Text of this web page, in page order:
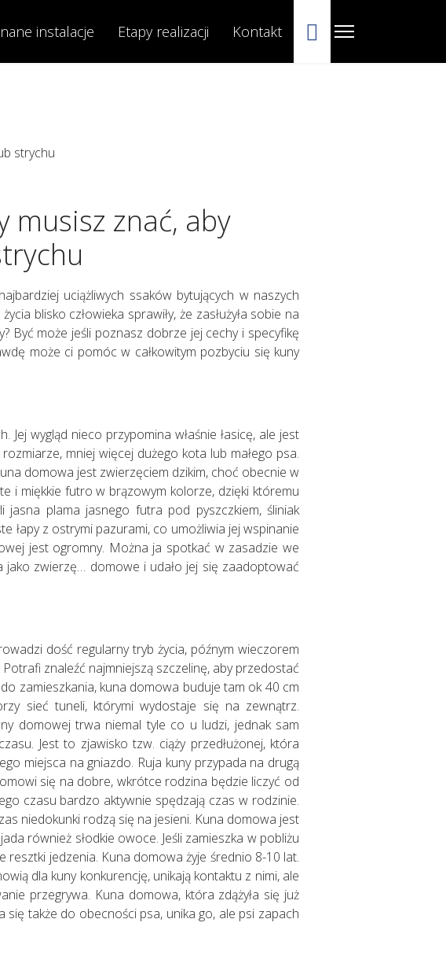
instalacje Etapy realizacji Kontakt Facebook
musisz znać, aby
uciążliwych ssaków bytujących w naszych
blisko człowieka sprawiły, że zasłużyła sobie na
Być może jeśli poznasz dobrze jej cechy i specyfikę
może ci pomóc w całkowitym pozbyciu się kuny
wygląd nieco przypomina właśnie łasicę, ale jest
mniej więcej dużego kota lub małego psa.
domowa jest zwierzęciem dzikim, choć obecnie w
i miękkie futro w brązowym kolorze, dzięki któremu
plama jasnego futra pod pyszczkiem, śliniak
łapy z ostrymi pazurami, co umożliwia jej wspinanie
jest ogromny. Można ja spotkać w zasadzie we
jako zwierzę… domowe i udało jej się zaadoptować
dość regularny tryb życia, późnym wieczorem
znaleźć najmniejszą szczelinę, aby przedostać
zamieszkania, kuna domowa buduje tam ok 40 cm
sieć tuneli, którymi wydostaje się na zewnątrz.
domowej trwa niemal tyle co u ludzi, jednak sam
Jest to zjawisko tzw. ciąży przedłużonej, która
miejsca na gniazdo. Ruja kuny przypada na drugą
się na dobre, wkrótce rodzina będzie liczyć od
czasu bardzo aktywnie spędzają czas w rodzinie.
niedokunki rodzą się na jesieni. Kuna domowa jest
również słodkie owoce. Jeśli zamieszka w pobliżu
resztki jedzenia. Kuna domowa żyje średnio 8-10 lat.
dla kuny konkurencję, unikają kontaktu z nimi, ale
przegrywa. Kuna domowa, która zdążyła się już
także do obecności psa, unika go, ale psi zapach